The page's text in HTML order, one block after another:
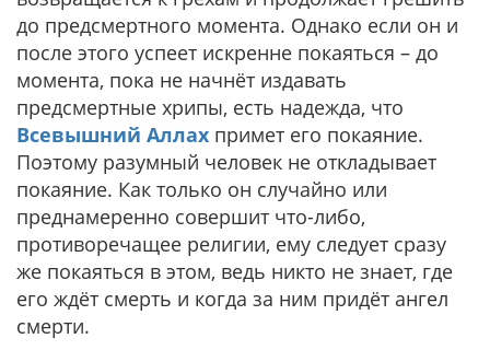
до предсмертного момента. Однако если он и
после этого успеет искренне покаяться – до
момента, пока не начнёт издавать
предсмертные хрипы, есть надежда, что
Всевышний Аллах примет его покаяние.
Поэтому разумный человек не откладывает
покаяние. Как только он случайно или
преднамеренно совершит что-либо,
противоречащее религии, ему следует сразу
же покаяться в этом, ведь никто не знает, где
его ждёт смерть и когда за ним придёт ангел
смерти.